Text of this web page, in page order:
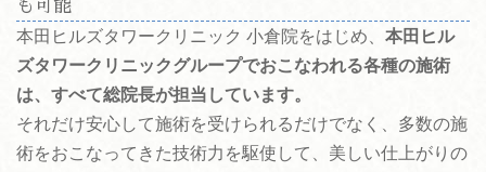
も可能
本田ヒルズタワークリニック 小倉院をはじめ、 本田ヒル
ズタワークリニックグループでおこなわれる各種の施術
は、すべて総院長が担当しています。
それだけ安心して施術を受けられるだけでなく、多数の施
術をおこなってきた技術力を駆使して、美しい仕上がりの